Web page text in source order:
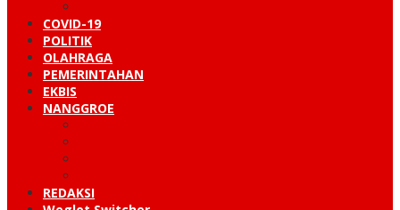
COVID-19
POLITIK
OLAHRAGA
PEMERINTAHAN
EKBIS
NANGGROE
REDAKSI